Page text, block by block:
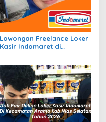
Lowongan Freelance Loker
Kasir Indomaret di
Tahun 2026